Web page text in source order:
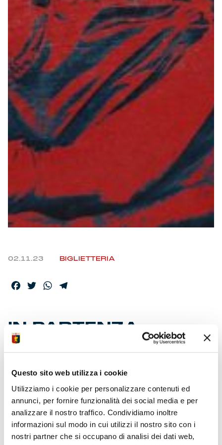
Questo sito web utilizza i cookie
Utilizziamo i cookie per personalizzare contenuti ed
annunci, per fornire funzionalità dei social media e per
analizzare il nostro traffico. Condividiamo inoltre
informazioni sul modo in cui utilizzi il nostro sito con i
nostri partner che si occupano di analisi dei dati web,
Summer Sale
Mare
Accessori
Party
Outlet
Helan x Genoa
Isolani x Genoa
Gift Card Online Store
02.11.23 BIGLIETTERIA
Facebook
TwitterWhatsApp
IN PARTENZA
PREVENDITA
GENOA-H.VERONA
La media-spettatori nelle prime 5 partite di campionato
al “Ferraris” è di 32.668.
Online e ricevitorie: Dna Genoa– Biglietti dei settori
riservati ai sostenitori rossoblù acquistabili dalle 10 di
venerdì su
www.genoacfc.it
, e ricevitorie Vivaticket, con